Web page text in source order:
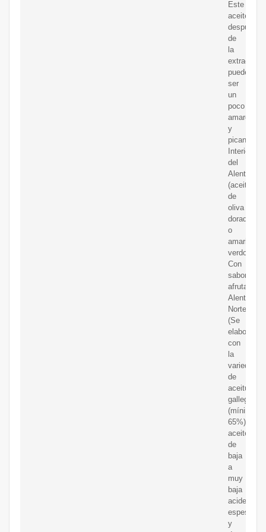
Este
aceite
después
de
la
extracción
puede
ser
un
poco
amargo
y
picante);
Interior
del
Alentejo
(aceite
de
oliva
dorado
o
amarillo
verdoso.
Con
sabor
afrutado);
Alentejo
Norte
(Se
elabora
con
la
variedad
de
aceituna
gallega
(mínimo
65%),
aceite
de
baja
a
muy
baja
acidez,
espeso
y